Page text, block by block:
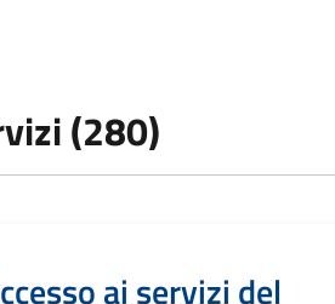
(280)
ai servizi del